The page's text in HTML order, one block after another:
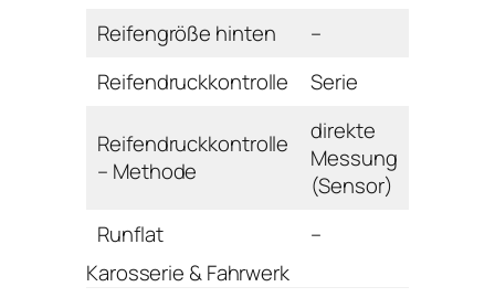
Reifengröße hinten
–
Reifendruckkontrolle
Serie
Reifendruckkontrolle
– Methode
direkte
Messung
(Sensor)
Runflat
–
Karosserie & Fahrwerk